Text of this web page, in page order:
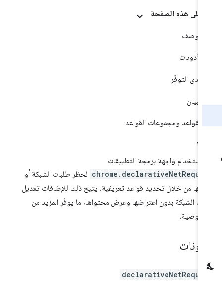
على هذه الصفحة
الوصف
الأذونات
مدى التوفّر
القواعد ومجموعات القواعد
استخدام واجهة برمجة التطبيقات
لحظر طلبات الشبكة أو
من خلال تحديد قواعد تعريفية. يتيح ذلك للإضافات تعديل
الشبكة بدون اعتراضها وعرض محتواها، ما يوفّر المزيد من